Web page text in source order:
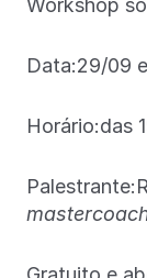
Workshop
Data:29/09 e
Horário:das